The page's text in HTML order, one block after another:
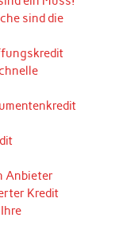
sind die
Anbieter
Kredit